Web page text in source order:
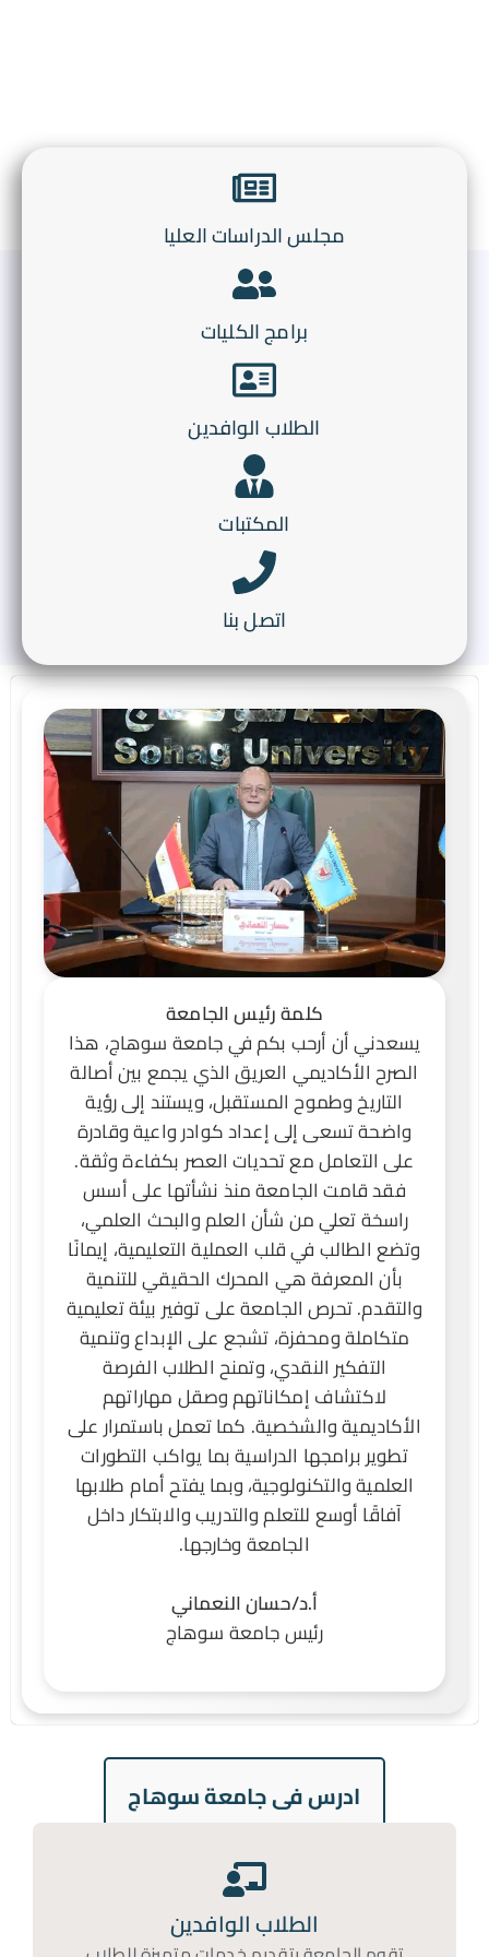
مجلس الدراسات العليا
برامج الكليات
الطلاب الوافدين
المكتبات
اتصل بنا
كلمة رئيس الجامعة
يسعدني أن أرحب بكم في جامعة سوهاج، هذا
الصرح الأكاديمي العريق الذي يجمع بين أصالة
التاريخ وطموح المستقبل، ويستند إلى رؤية
واضحة تسعى إلى إعداد كوادر واعية وقادرة
على التعامل مع تحديات العصر بكفاءة وثقة.
فقد قامت الجامعة منذ نشأتها على أسس
راسخة تعلي من شأن العلم والبحث العلمي،
وتضع الطالب في قلب العملية التعليمية، إيمانًا
بأن المعرفة هي المحرك الحقيقي للتنمية
والتقدم. تحرص الجامعة على توفير بيئة تعليمية
متكاملة ومحفزة، تشجع على الإبداع وتنمية
التفكير النقدي، وتمنح الطلاب الفرصة
لاكتشاف إمكاناتهم وصقل مهاراتهم
الأكاديمية والشخصية. كما تعمل باستمرار على
تطوير برامجها الدراسية بما يواكب التطورات
العلمية والتكنولوجية، وبما يفتح أمام طلابها
آفاقًا أوسع للتعلم والتدريب والابتكار داخل
الجامعة وخارجها.
أ.د/حسان النعماني
رئيس جامعة سوهاج
ادرس فى جامعة سوهاج
الطلاب الوافدين